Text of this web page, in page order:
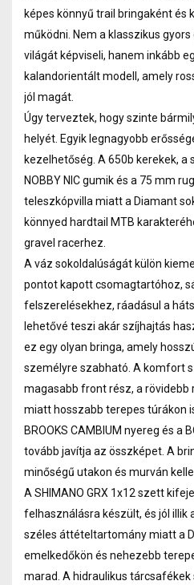
képes könnyű trail bringaként és
működni. Nem a klasszikus
világát képviseli, hanem inkább
kalandorientált modell, amely
jól magát.
Úgy terveztek, hogy szinte
helyét. Egyik legnagyobb
kezelhetőség. A 650b kerekek, a
NOBBY NIC gumik és a 75 mm
teleszkópvilla miatt a Diamant
könnyed hardtail MTB
gravel racerhez.
A váz sokoldalúságát külön
pontot kapott csomagtartóhoz,
felszerelésekhez, ráadásul a
lehetővé teszi akár szíjhajtás
ez egy olyan bringa, amely
személyre szabható. A komfort
magasabb front rész, a rövidebb
miatt hosszabb terepes túrákon
BROOKS CAMBIUM nyereg és a
tovább javítja az összképet. A
minőségű utakon és murván
A SHIMANO GRX 1x12 szett
felhasználásra készült, és jól illik
széles áttételtartomány miatt a
emelkedőkön és nehezebb
marad. A hidraulikus